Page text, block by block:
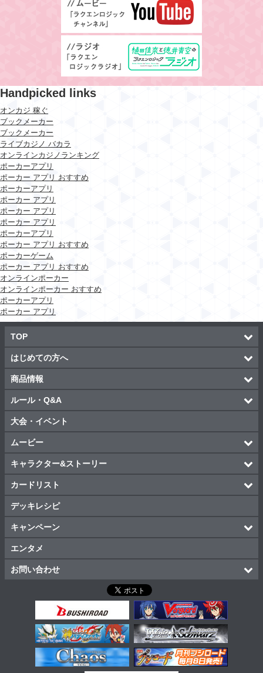
Handpicked links
オンカジ 稼ぐ
ブックメーカー
ブックメーカー
ライブカジノ バカラ
オンラインカジノランキング
ポーカーアプリ
ポーカー アプリ おすすめ
ポーカーアプリ
ポーカー アプリ
ポーカー アプリ
ポーカー アプリ
ポーカーアプリ
ポーカー アプリ おすすめ
ポーカーゲーム
ポーカー アプリ おすすめ
オンラインポーカー
オンラインポーカー おすすめ
ポーカーアプリ
ポーカー アプリ
TOP
はじめての方へ
商品情報
ルール・Q&A
大会・イベント
ムービー
キャラクター&ストーリー
カードリスト
デッキレシピ
キャンペーン
エンタメ
お問い合わせ